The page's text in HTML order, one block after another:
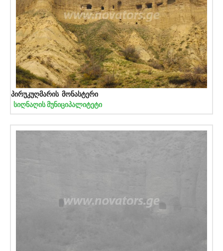
პირუკუღმარის მონასტერი
სიღნაღის მუნიციპალიტეტი